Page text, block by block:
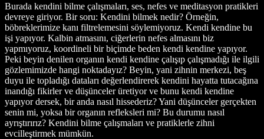
Burada kendini bilme çalışmaları, ses, nefes ve meditasyon pratikleri
devreye giriyor. Bir soru: Kendini bilmek nedir? Örneğin,
böbreklerimize kanı filtrelemesini söylemiyoruz. Kendi kendine bu
işi yapıyor. Kalbin atmasını, ciğerlerin nefes almasını biz
yapmıyoruz, koordineli bir biçimde beden kendi kendine yapıyor.
Peki beyin denilen organın kendi kendine çalışıp çalışmadığı ile ilgili
gözlemimizde hangi noktadayız? Beyin, yani zihnin merkezi, beş
duyu ile topladığı dataları değerlendirerek kendini hayatta tutacağına
inandığı fikirler ve düşünceler üretiyor ve bunu kendi kendine
yapıyor dersek, bir anda nasıl hissederiz? Yani düşünceler gerçekten
senin mi, yoksa bir organın refleksleri mi? Bu durumu nasıl
ayrıştırırız? Kendini bilme çalışmaları ve pratiklerle zihni
evcilleştirmek mümkün.